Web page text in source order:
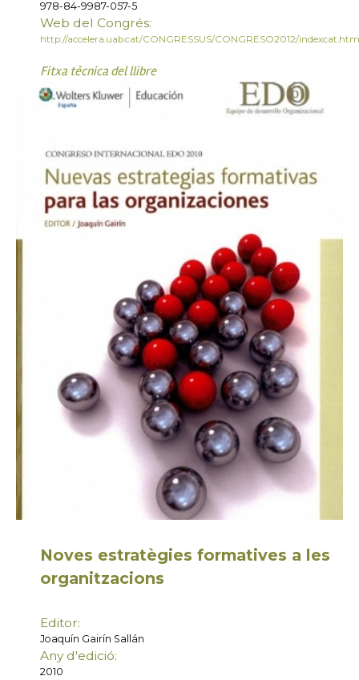
978-84-9987-057-5
Web del Congrés:
http://accelera.uab.cat/CONGRESSUS/CONGRESO2012/indexcat.htm
Fitxa tècnica del llibre
Noves estratègies formatives a les
organitzacions
Editor:
Joaquín Gairín Sallán
Any d'edició:
2010